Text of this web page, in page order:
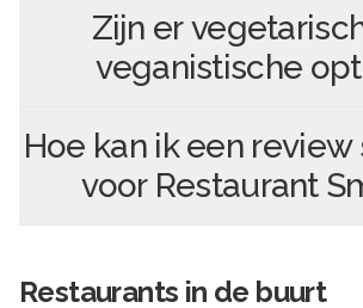
Zijn er
veganistische
Hoe kan ik een review
voor Restaurant
Restaurants in de buurt